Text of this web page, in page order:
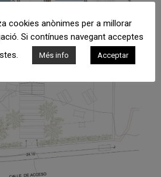
cookies anònimes per a millorar
Si contínues navegant acceptes
Més info Acceptar